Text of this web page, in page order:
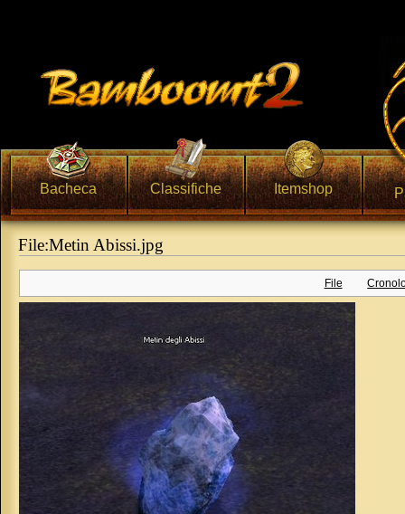
Bacheca Classifiche Itemshop
File:Metin Abissi.jpg
File